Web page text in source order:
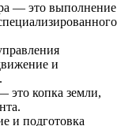
— это выполнение
и
это копка земли,
и подготовка